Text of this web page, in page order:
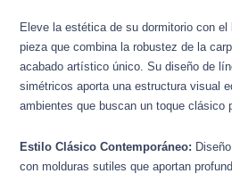
Eleve la estética de su dormitorio con el
pieza que combina la robustez de la
acabado artístico único. Su diseño de
simétricos aporta una estructura visual
ambientes que buscan un toque clásico
Estilo Clásico Contemporáneo:
con molduras sutiles que aportan